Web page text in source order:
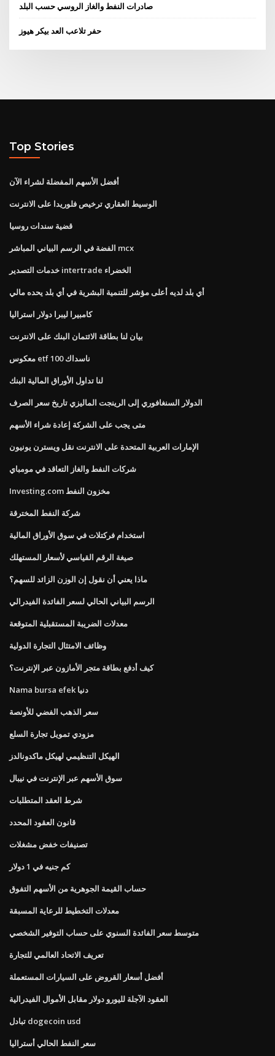
صادرات النفط والغاز الروسي حسب البلد
حفر تلاعب العد بيكر هيوز
Top Stories
أفضل الأسهم المفضلة لشراء الآن
الوسيط العقاري ترخيص فلوريدا على الانترنت
قضية سندات روسيا
الفضة في الرسم البياني المباشر mcx
خدمات التصدير intertrade الخضراء
أي بلد لديه أعلى مؤشر للتنمية البشرية في أي بلد يحده مالي
كامبيرا ليبرا دولار استراليا
بيان لنا بطاقة الائتمان البنك على الانترنت
معكوس etf ناسداك 100
لنا تداول الأوراق المالية البنك
الدولار السنغافوري إلى الرينجت الماليزي تاريخ سعر الصرف
متى يجب على الشركة إعادة شراء الأسهم
الإمارات العربية المتحدة على الانترنت نقل ويسترن يونيون
شركات النفط والغاز التعاقد في مومباي
Investing.com مخزون النفط
شركة النفط المخترقة
استخدام فركتلات في سوق الأوراق المالية
صيغة الرقم القياسي لأسعار المستهلك
ماذا يعني أن نقول إن الوزن الزائد للسهم؟
الرسم البياني الحالي لسعر الفائدة الفيدرالي
معدلات الضريبة المستقبلية المتوقعة
وظائف الامتثال التجارة الدولية
كيف أدفع بطاقة متجر الأمازون عبر الإنترنت؟
Nama bursa efek دنيا
سعر الذهب الفضي للأونصة
مزودي تمويل تجارة السلع
الهيكل التنظيمي لهيكل ماكدونالدز
سوق الأسهم عبر الإنترنت في نيبال
شرط العقد المتطلبات
قانون العقود المحدد
تصنيفات خفض مشغلات
كم جنيه في 1 دولار
حساب القيمة الجوهرية من الأسهم التفوق
معدلات التخطيط للرعاية المسبقة
متوسط ​​سعر الفائدة السنوي على حساب التوفير الشخصي
تعريف الاتحاد العالمي للتجارة
أفضل أسعار القروض على السيارات المستعملة
العقود الآجلة لليورو دولار مقابل الأموال الفيدرالية
تبادل dogecoin usd
سعر النفط الحالي أستراليا